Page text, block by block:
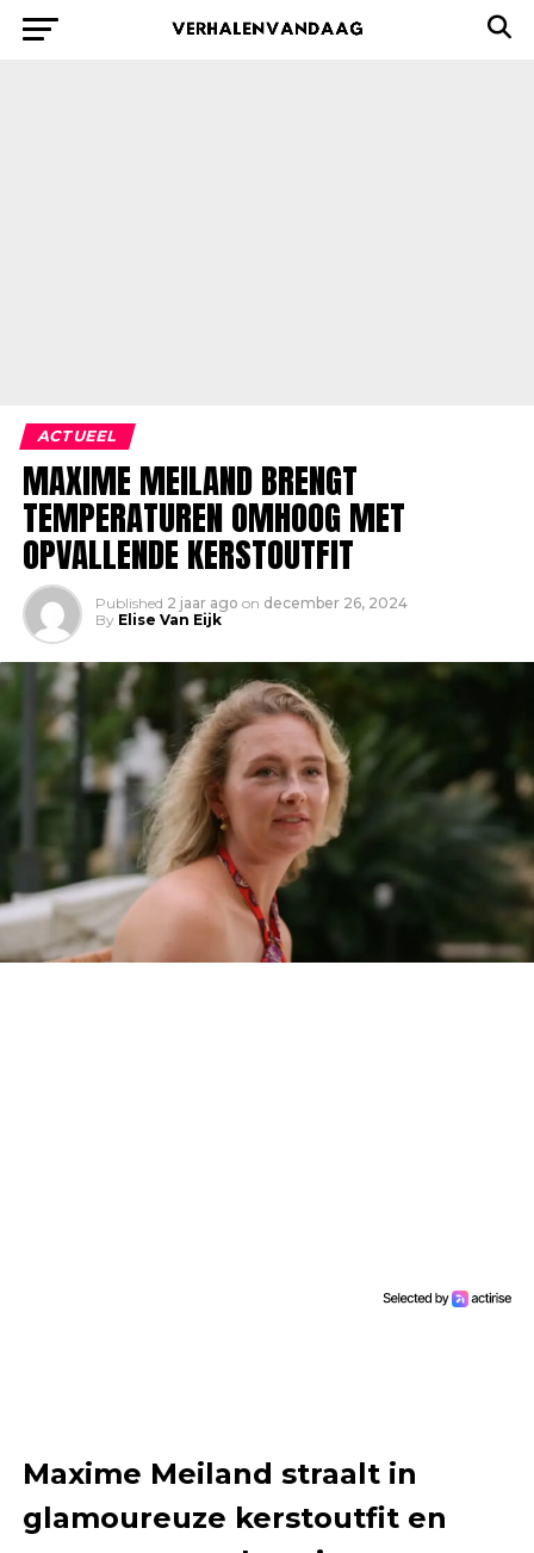
ACTUEEL
MAXIME MEILAND BRENGT
TEMPERATUREN OMHOOG MET
OPVALLENDE KERSTOUTFIT
Published 2 jaar ago on december 26, 2024
By Elise Van Eijk
Maxime Meiland straalt in
glamoureuze kerstoutfit en